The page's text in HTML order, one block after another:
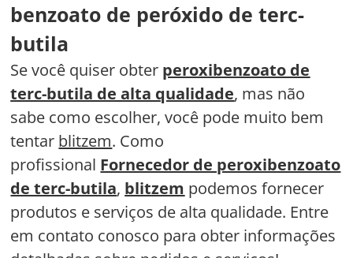
benzoato de peróxido de terc-
butila
Se você quiser obter peroxibenzoato de
terc-butila de alta qualidade, mas não
sabe como escolher, você pode muito bem
tentar blitzem. Como
profissional Fornecedor de peroxibenzoato
de terc-butila, blitzem podemos fornecer
produtos e serviços de alta qualidade. Entre
em contato conosco para obter informações